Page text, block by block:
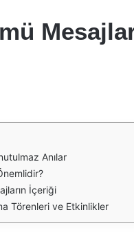
Anılar
İçeriği
Törenleri ve Etkinlikler